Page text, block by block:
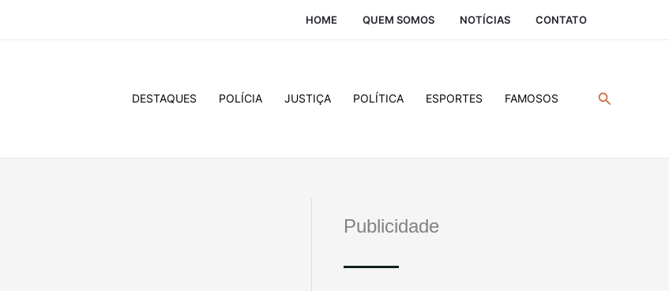
HOME QUEM SOMOS NOTÍCIAS CONTATO
DESTAQUES POLÍCIA JUSTIÇA POLÍTICA ESPORTES FAMOSOS Pesquisar
Publicidade